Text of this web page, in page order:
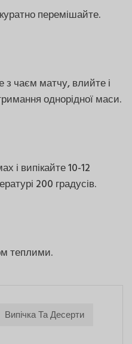
перемішайте.
з чаєм матчу, влийте і
однорідної маси.
і випікайте 10-12
200 градусів.
теплими.
Випічка Та Десерти